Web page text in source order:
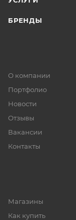
БРЕНДЫ
О компании
Портфолио
Новости
Отзывы
Вакансии
Контакты
Магазины
Как купить